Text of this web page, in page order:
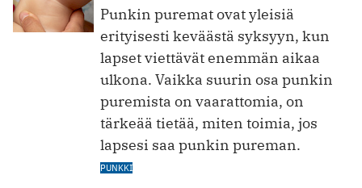
Punkin puremat ovat yleisiä
erityisesti keväästä syksyyn, kun
lapset viettävät enemmän aikaa
ulkona. Vaikka suurin osa punkin
puremista on vaarattomia, on
tärkeää tietää, miten toimia, jos
lapsesi saa punkin pureman.
PUNKKI